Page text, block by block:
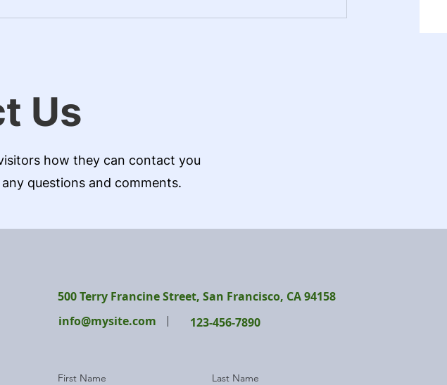
Us
how they can contact you
questions and comments.
500 Terry Francine Street, San Francisco, CA 94158
info@mysite.com
123-456-7890
First Name Last Name